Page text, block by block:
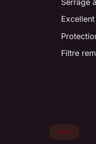
Filtre
Moto